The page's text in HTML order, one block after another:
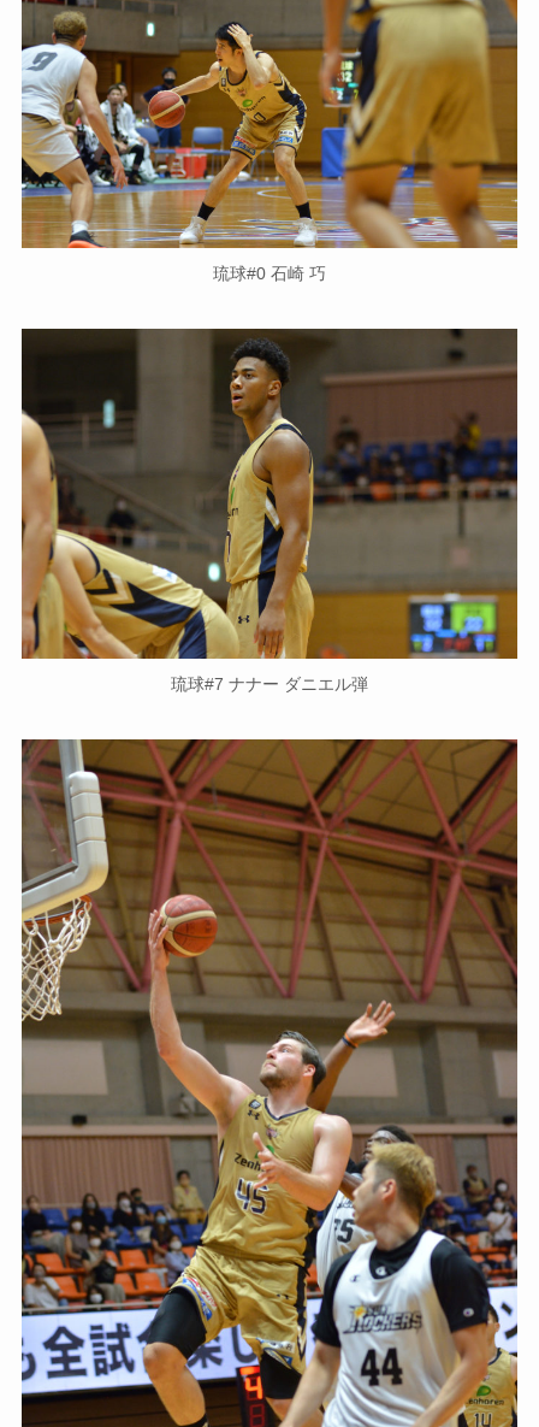
琉球#0 石崎 巧
琉球#7 ナナー ダニエル弾